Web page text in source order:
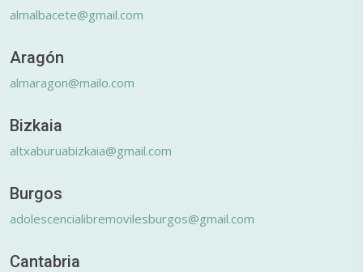
almalbacete@gmail.com
Aragón
almaragon@mailo.com
Bizkaia
altxaburuabizkaia@gmail.com
Burgos
adolescencialibremovilesburgos@gmail.com
Cantabria